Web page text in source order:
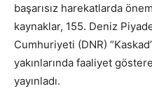
başarısız harekatlarda
kaynaklar, 155. Deniz
Cumhuriyeti (DNR)
yakınlarında faaliyet
yayınladı.